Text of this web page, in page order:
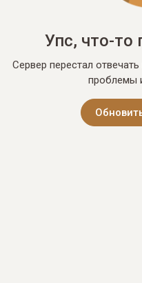
Упс, что-то
Сервер перестал
проблемы